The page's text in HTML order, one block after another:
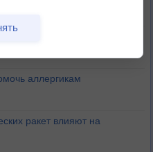
для здоровья
аллергикам
ракет влияют на